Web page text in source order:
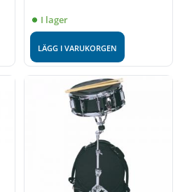
I lager
LÄGG I VARUKORGEN